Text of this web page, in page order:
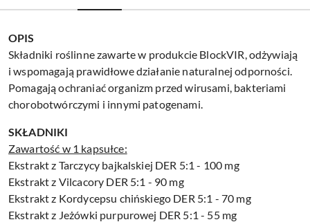
OPIS
Składniki roślinne zawarte w produkcie BlockVIR, odżywiają
i wspomagają prawidłowe działanie naturalnej odporności.
Pomagają ochraniać organizm przed wirusami, bakteriami
chorobotwórczymi i innymi patogenami.
SKŁADNIKI
Zawartość w 1 kapsułce:
Ekstrakt z Tarczycy bajkalskiej DER 5:1 - 100 mg
Ekstrakt z Vilcacory DER 5:1 - 90 mg
Ekstrakt z Kordycepsu chińskiego DER 5:1 - 70 mg
Ekstrakt z Jeżówki purpurowej DER 5:1 - 55 mg